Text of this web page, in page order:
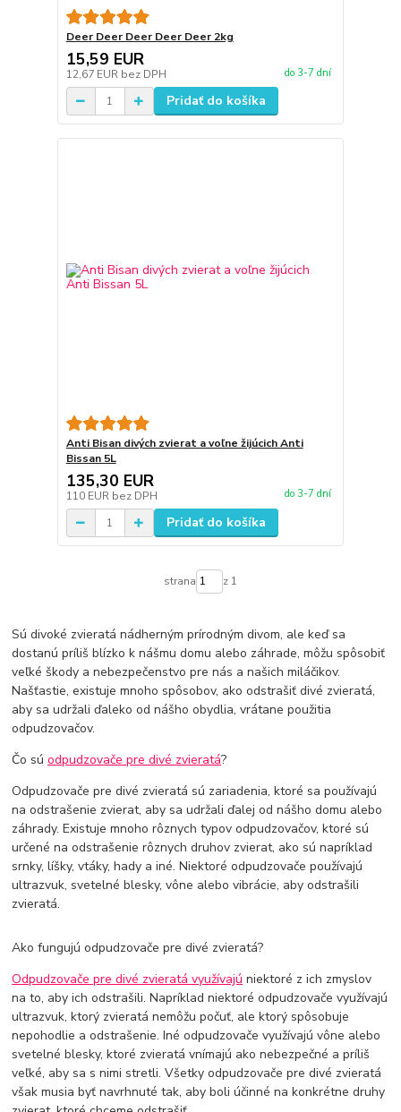
Deer Deer Deer Deer Deer 2kg
15,59 EUR
12,67 EUR bez DPH do 3-7 dní
Pridať do košíka
Anti Bisan divých zvierat a voľne žijúcich Anti
Bissan 5L
135,30 EUR
110 EUR bez DPH do 3-7 dní
Pridať do košíka
strana z 1
Sú divoké zvieratá nádherným prírodným divom, ale keď sa
dostanú príliš blízko k nášmu domu alebo záhrade, môžu spôsobiť
veľké škody a nebezpečenstvo pre nás a našich miláčikov.
Našťastie, existuje mnoho spôsobov, ako odstrašiť divé zvieratá,
aby sa udržali ďaleko od nášho obydlia, vrátane použitia
odpudzovačov.
Čo súodpudzovače pre divé zvieratá?
Odpudzovače pre divé zvieratá sú zariadenia, ktoré sa používajú
na odstrašenie zvierat, aby sa udržali ďalej od nášho domu alebo
záhrady. Existuje mnoho rôznych typov odpudzovačov, ktoré sú
určené na odstrašenie rôznych druhov zvierat, ako sú napríklad
srnky, líšky, vtáky, hady a iné. Niektoré odpudzovače používajú
ultrazvuk, svetelné blesky, vône alebo vibrácie, aby odstrašili
zvieratá.
Ako fungujú odpudzovače pre divé zvieratá?
Odpudzovače pre divé zvieratá využívajú niektoré z ich zmyslov
na to, aby ich odstrašili. Napríklad niektoré odpudzovače využívajú
ultrazvuk, ktorý zvieratá nemôžu počuť, ale ktorý spôsobuje
nepohodlie a odstrašenie. Iné odpudzovače využívajú vône alebo
svetelné blesky, ktoré zvieratá vnímajú ako nebezpečné a príliš
veľké, aby sa s nimi stretli. Všetky odpudzovače pre divé zvieratá
však musia byť navrhnuté tak, aby boli účinné na konkrétne druhy